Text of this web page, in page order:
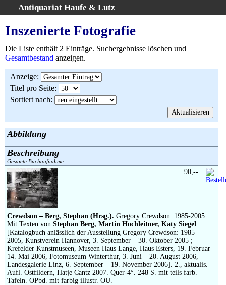
Antiquariat Haufe & Lutz
Home
Gesamtbestand
Kategorien
Schlagwörter
Suchergebnisse
AGB
Widerruf
Über uns
Aktuelle Kataloge
Kontakt
Ankauf
Links
Impressum
Inszenierte Fotografie
Die Liste enthält 2 Einträge. Suchergebnisse löschen und
Gesamtbestand anzeigen.
Anzeige:
Titel pro Seite:
Sortiert nach:
Abbildung
Beschreibung
Gesamte Buchaufnahme
Crewdson – Berg, Stephan (Hrsg.). Gregory Crewdson. 1985-2005.
Mit Texten von Stephan Berg, Martin Hochleitner, Katy Siegel.
[Katalogbuch anlässlich der Ausstellung Gregory Crewdson: 1985 –
2005, Kunstverein Hannover, 3. September – 30. Oktober 2005 ;
Krefelder Kunstmuseen, Museen Haus Lange, Haus Esters, 19. Februar –
14. Mai 2006, Fotomuseum Winterthur, 3. Juni – 20. August 2006,
Landesgalerie Linz, 6. September – 19. November 2006]. 2., aktualis.
Aufl. Ostfildern, Hatje Cantz 2007. Quer-4°. 248 S. mit teils farb.
Tafeln. OPbd. mit farbig illustr. OU.
90,--